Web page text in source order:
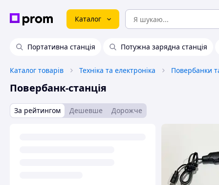
Каталог
Портативна станція Потужна зарядна станція
Каталог товарів Техніка та електроніка Повербанки
Повербанк-станція
За рейтингом Дешевше Дорожче